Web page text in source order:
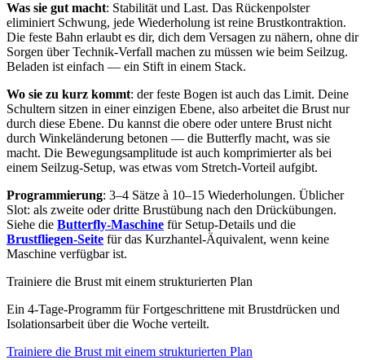
Was sie gut macht: Stabilität und Last. Das Rückenpolster
eliminiert Schwung, jede Wiederholung ist reine Brustkontraktion.
Die feste Bahn erlaubt es dir, dich dem Versagen zu nähern, ohne dir
Sorgen über Technik-Verfall machen zu müssen wie beim Seilzug.
Beladen ist einfach — ein Stift in einem Stack.
Wo sie zu kurz kommt: der feste Bogen ist auch das Limit. Deine
Schultern sitzen in einer einzigen Ebene, also arbeitet die Brust nur
durch diese Ebene. Du kannst die obere oder untere Brust nicht
durch Winkeländerung betonen — die Butterfly macht, was sie
macht. Die Bewegungsamplitude ist auch komprimierter als bei
einem Seilzug-Setup, was etwas vom Stretch-Vorteil aufgibt.
Programmierung: 3–4 Sätze à 10–15 Wiederholungen. Üblicher
Slot: als zweite oder dritte Brustübung nach den Drückübungen.
Siehe die Butterfly-Maschine für Setup-Details und die
Brustfliegen-Seite für das Kurzhantel-Äquivalent, wenn keine
Maschine verfügbar ist.
Trainiere die Brust mit einem strukturierten Plan
Ein 4-Tage-Programm für Fortgeschrittene mit Brustdrücken und
Isolationsarbeit über die Woche verteilt.
Trainiere die Brust mit einem strukturierten Plan